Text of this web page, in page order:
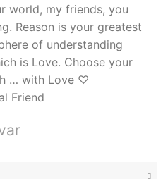
world, my friends, you
Reason is your greatest
of understanding
is Love. Choose your
… with Love ♡
Friend